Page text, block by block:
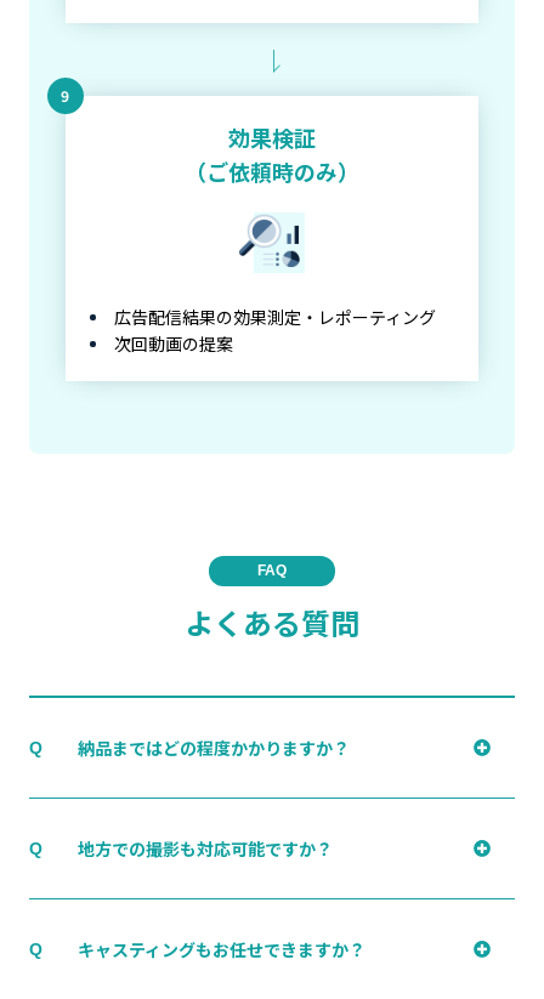
効果検証
（ご依頼時のみ）
広告配信結果の効果測定・レポーティング
次回動画の提案
FAQ
よくある質問
Q 納品まではどの程度かかりますか？
Q 地方での撮影も対応可能ですか？
Q キャスティングもお任せできますか？